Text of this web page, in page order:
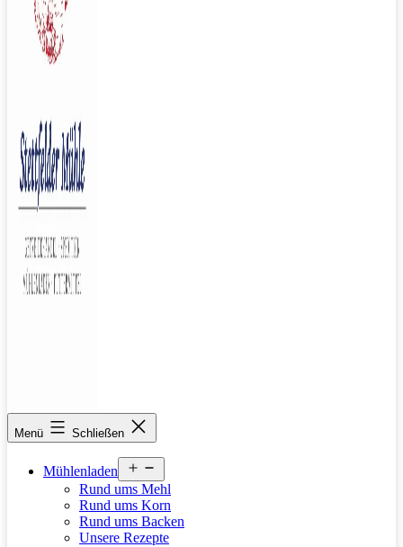
stettfelder-
muehle.de
Menü Schließen
Mühlenladen
öffnen
Rund ums Mehl
Rund ums Korn
Rund ums Backen
Unsere Rezepte